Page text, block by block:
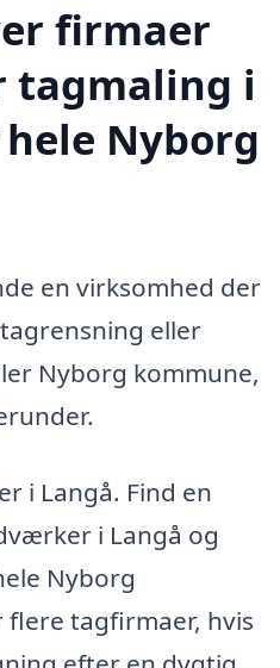
firmaer
tagmaling i
Nyborg
en virksomhed der
eller
Nyborg kommune,
i Langå. Find en
i Langå og
Nyborg
tagfirmaer, hvis